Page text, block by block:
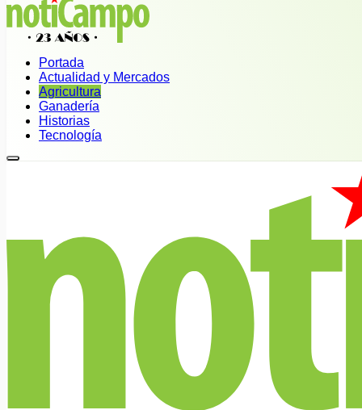
Portada
Actualidad y Mercados
Agricultura
Ganadería
Historias
Tecnología